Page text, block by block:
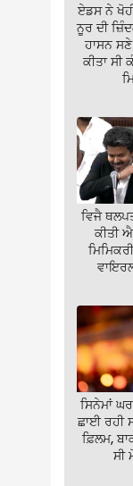
ਏਡਸ ਨੇ
ਨੂਰ ਦੀ
ਹਾਸਨ
ਕੀਤਾ ਸੀ
ਵਿਜੈ
ਕੀਤੀ
ਸਿਨੇਮਾਂ
ਛਾਈ ਰਹੀ
ਫ਼ਿਲਮ,
ਸੀ